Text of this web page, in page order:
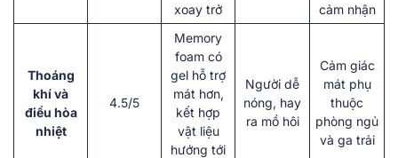
xoay trở
cảm nhận
Thoáng
khí và
điều hòa
nhiệt
4.5/5
Memory
foam có
gel hỗ trợ
mát hơn,
kết hợp
vật liệu
hướng tới
Người dễ
nóng, hay
ra mồ hôi
Cảm giác
mát phụ
thuộc
phòng ngủ
và ga trải